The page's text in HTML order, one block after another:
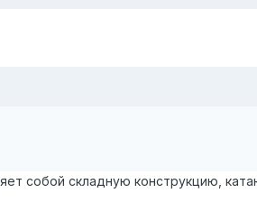
собой складную конструкцию,